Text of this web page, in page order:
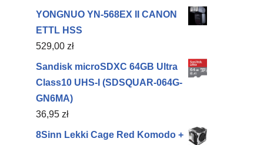
YONGNUO YN-568EX II CANON
ETTL HSS
529,00 zł
Sandisk microSDXC 64GB Ultra
Class10 UHS-I (SDSQUAR-064G-
GN6MA)
36,95 zł
8Sinn Lekki Cage Red Komodo +